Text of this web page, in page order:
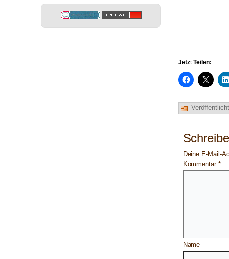
Jetzt Teilen:
Deine E-Mail-
Kommentar *
Name